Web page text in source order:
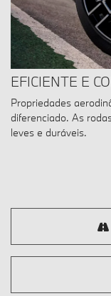
EFICIENTE E
Propriedades
diferenciado. As
leves e duráveis.